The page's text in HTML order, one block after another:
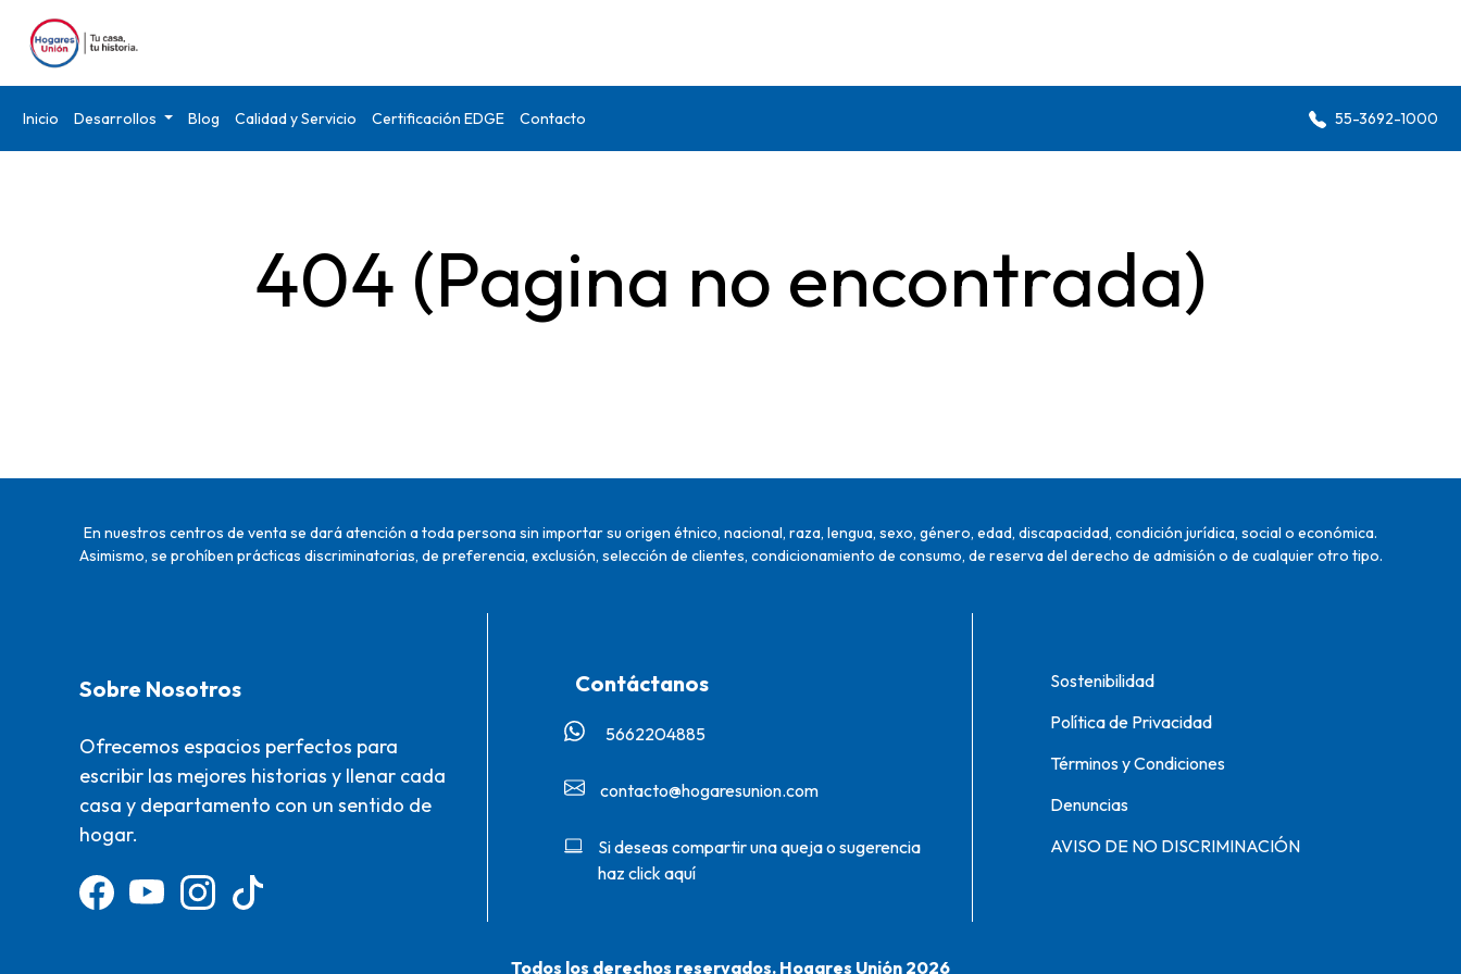
Inicio Desarrollos Blog Calidad y Servicio Certificación EDGE Contacto 55-3692-1000
404 (Pagina no encontrada)
En nuestros centros de venta se dará atención a toda persona sin importar su origen étnico, nacional, raza, lengua, sexo, género, edad, discapacidad, condición jurídica, social o económica.
Asimismo, se prohíben prácticas discriminatorias, de preferencia, exclusión, selección de clientes, condicionamiento de consumo, de reserva del derecho de admisión o de cualquier otro tipo.
Sobre Nosotros
Ofrecemos espacios perfectos para
escribir las mejores historias y llenar cada
casa y departamento con un sentido de
hogar.
Contáctanos
5662204885‬
contacto@hogaresunion.com
Si deseas compartir una queja o sugerencia
haz click aquí
Sostenibilidad
Política de Privacidad
Términos y Condiciones
Denuncias
AVISO DE NO DISCRIMINACIÓN
Todos los derechos reservados. Hogares Unión 2026